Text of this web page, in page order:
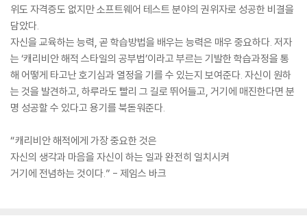
위도 자격증도 없지만 소프트웨어 테스트 분야의 권위자로 성공한 비결을
담았다.
자신을 교육하는 능력, 곧 학습방법을 배우는 능력은 매우 중요하다. 저자
는 ‘캐리비안 해적 스타일의 공부법’이라고 부르는 기발한 학습과정을 통
해 어떻게 타고난 호기심과 열정을 기를 수 있는지 보여준다. 자신이 원하
는 것을 발견하고, 하루라도 빨리 그 길로 뛰어들고, 거기에 매진한다면 분
명 성공할 수 있다고 용기를 북돋워준다.
“캐리비안 해적에게 가장 중요한 것은
자신의 생각과 마음을 자신이 하는 일과 완전히 일치시켜
거기에 전념하는 것이다.” - 제임스 바크